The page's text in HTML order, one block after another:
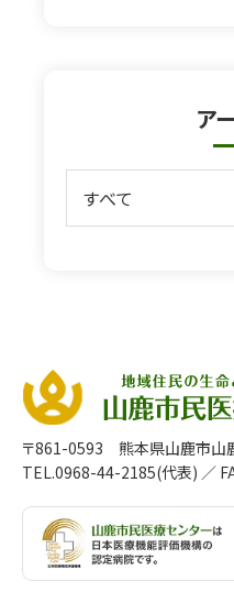
ア
〒861-0593 熊本県山鹿市山
TEL.0968-44-2185(代表) ／